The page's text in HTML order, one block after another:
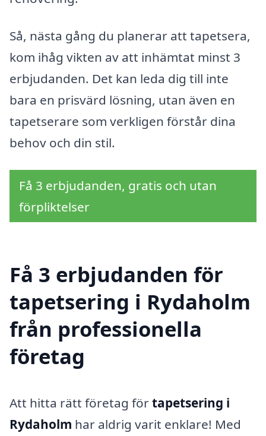
Så, nästa gång du planerar att tapetsera,
kom ihåg vikten av att inhämtat minst 3
erbjudanden. Det kan leda dig till inte
bara en prisvärd lösning, utan även en
tapetserare som verkligen förstår dina
behov och din stil.
Få 3 erbjudanden, gratis och utan
förpliktelser
Få 3 erbjudanden för
tapetsering i Rydaholm
från professionella
företag
Att hitta rätt företag förtapetsering i
Rydaholm har aldrig varit enklare! Med